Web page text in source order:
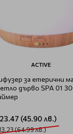
ACTIVE
за етерични
дърво SPA 01
(45.90 лв.)
(64.99 лв.)